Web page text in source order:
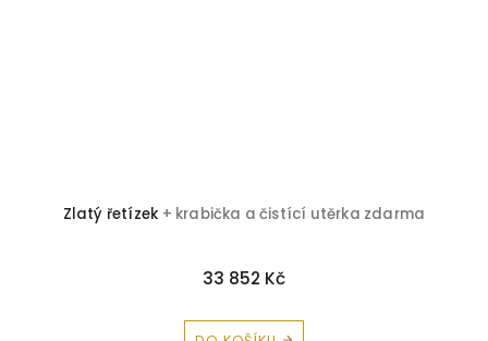
Zlatý řetízek + krabička a čistící utěrka zdarma
33 852 Kč